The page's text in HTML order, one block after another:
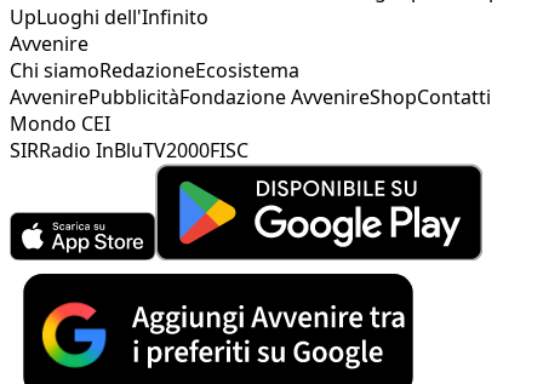
UpLuoghi dell'Infinito
Avvenire
Chi siamoRedazioneEcosistema
AvvenirePubblicitàFondazione AvvenireShopContatti
Mondo CEI
SIRRadio InBluTV2000FISC